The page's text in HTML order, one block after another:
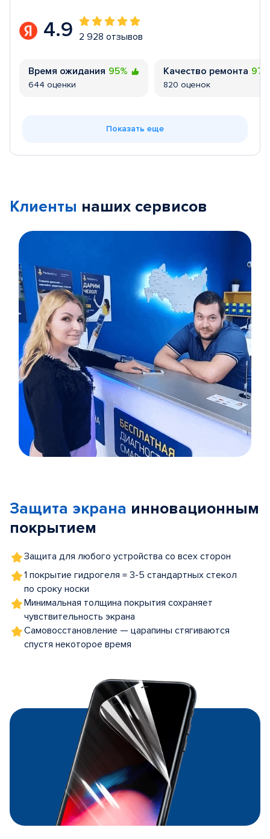
4.9 2 928 отзывов
Время ожидания 95%
644 оценки
Качество ремонта
820 оценок
Показать еще
Клиенты наших сервисов
5
Защита экрана инновационным
покрытием
Защита для любого устройства со всех сторон
1 покрытие гидрогеля = 3-5 стандартных стекол
по сроку носки
Минимальная толщина покрытия сохраняет
чувствительность экрана
Самовосстановление — царапины стягиваются
спустя некоторое время